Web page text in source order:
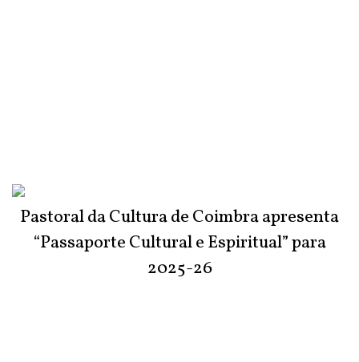
Pastoral da Cultura de Coimbra apresenta
“Passaporte Cultural e Espiritual” para
2025-26